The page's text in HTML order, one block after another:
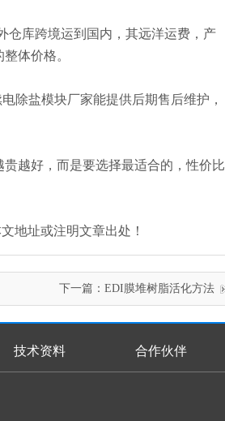
仓库跨境运到国内，其远洋运费，产
体价格。
除盐模块厂家能提供后期售后维护，
越好，而是要选择最适合的，性价比
地址或注明文章出处！
下一篇： EDI膜堆树脂活化方法
技术资料 合作伙伴